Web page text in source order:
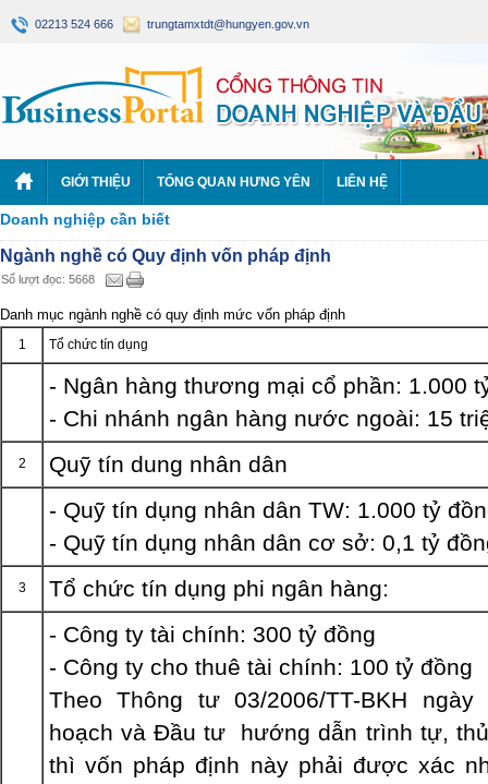
02213 524 666 trungtamxtdt@hungyen.gov.vn
GIỚI THIỆU TỔNG QUAN HƯNG YÊN LIÊN HỆ
Doanh nghiệp cần biết
Ngành nghề có Quy định vốn pháp định
Số lượt đọc: 5668
Danh mục ngành nghề có quy định mức vốn pháp định
1 Tổ chức tín dụng
- Ngân hàng thương mại cổ phần: 1.000
- Chi nhánh ngân hàng nước ngoài: 15
2
Quỹ tín dung nhân dân
- Quỹ tín dụng nhân dân TW: 1.000 tỷ
- Quỹ tín dụng nhân dân cơ sở: 0,1 tỷ
3
Tổ chức tín dụng phi ngân hàng:
- Công ty tài chính: 300 tỷ đồng
- Công ty cho thuê tài chính: 100 tỷ đồng
Theo Thông tư 03/2006/TT-BKH
hoạch và Đầu tư hướng dẫn trình tự,
thì vốn pháp định này phải được xác